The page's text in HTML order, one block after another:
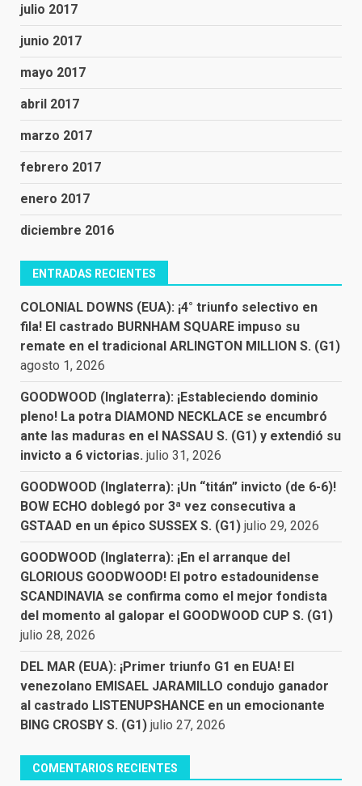
julio 2017
junio 2017
mayo 2017
abril 2017
marzo 2017
febrero 2017
enero 2017
diciembre 2016
ENTRADAS RECIENTES
COLONIAL DOWNS (EUA): ¡4° triunfo selectivo en
fila! El castrado BURNHAM SQUARE impuso su
remate en el tradicional ARLINGTON MILLION S. (G1)
agosto 1, 2026
GOODWOOD (Inglaterra): ¡Estableciendo dominio
pleno! La potra DIAMOND NECKLACE se encumbró
ante las maduras en el NASSAU S. (G1) y extendió su
invicto a 6 victorias. julio 31, 2026
GOODWOOD (Inglaterra): ¡Un “titán” invicto (de 6-6)!
BOW ECHO doblegó por 3ª vez consecutiva a
GSTAAD en un épico SUSSEX S. (G1) julio 29, 2026
GOODWOOD (Inglaterra): ¡En el arranque del
GLORIOUS GOODWOOD! El potro estadounidense
SCANDINAVIA se confirma como el mejor fondista
del momento al galopar el GOODWOOD CUP S. (G1)
julio 28, 2026
DEL MAR (EUA): ¡Primer triunfo G1 en EUA! El
venezolano EMISAEL JARAMILLO condujo ganador
al castrado LISTENUPSHANCE en un emocionante
BING CROSBY S. (G1) julio 27, 2026
COMENTARIOS RECIENTES